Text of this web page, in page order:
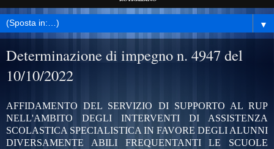
▼
Determinazione di impegno n. 4947 del
10/10/2022
AFFIDAMENTO DEL SERVIZIO DI SUPPORTO AL RUP
NELL'AMBITO DEGLI INTERVENTI DI ASSISTENZA
SCOLASTICA SPECIALISTICA IN FAVORE DEGLI ALUNNI
DIVERSAMENTE ABILI FREQUENTANTI LE SCUOLE